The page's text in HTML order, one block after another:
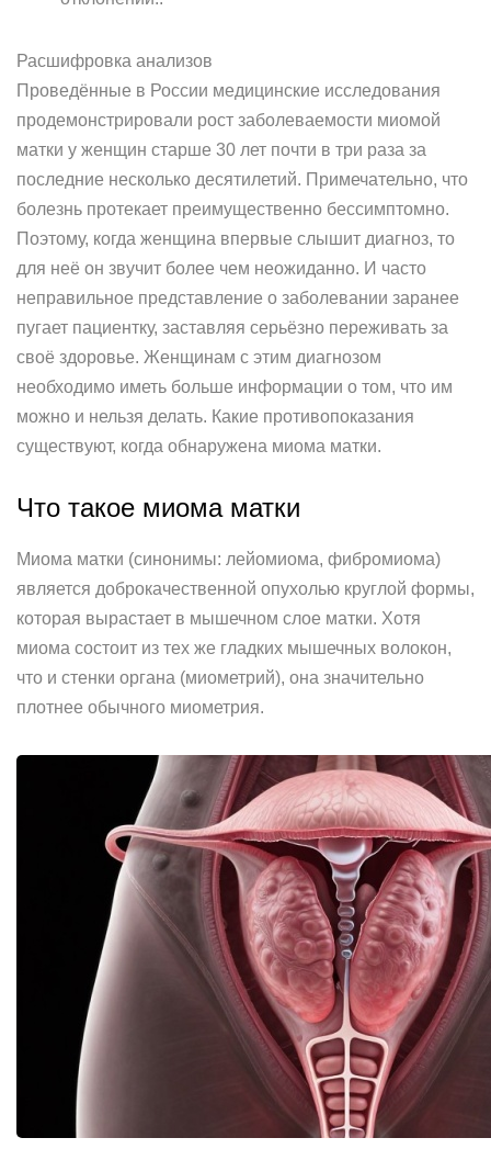
Расшифровка анализов
Проведённые в России медицинские исследования
продемонстрировали рост заболеваемости миомой
матки у женщин старше 30 лет почти в три раза за
последние несколько десятилетий. Примечательно, что
болезнь протекает преимущественно бессимптомно.
Поэтому, когда женщина впервые слышит диагноз, то
для неё он звучит более чем неожиданно. И часто
неправильное представление о заболевании заранее
пугает пациентку, заставляя серьёзно переживать за
своё здоровье. Женщинам с этим диагнозом
необходимо иметь больше информации о том, что им
можно и нельзя делать. Какие противопоказания
существуют, когда обнаружена миома матки.
Что такое миома матки
Миома матки (синонимы: лейомиома, фибромиома)
является доброкачественной опухолью круглой формы,
которая вырастает в мышечном слое матки. Хотя
миома состоит из тех же гладких мышечных волокон,
что и стенки органа (миометрий), она значительно
плотнее обычного миометрия.